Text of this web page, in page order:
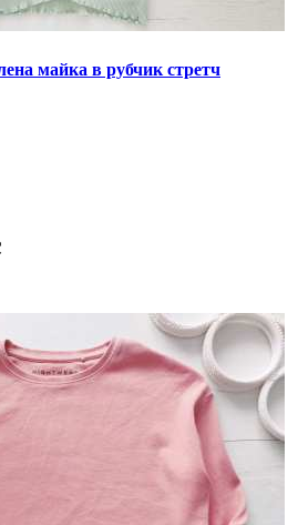
майка в рубчик стретч